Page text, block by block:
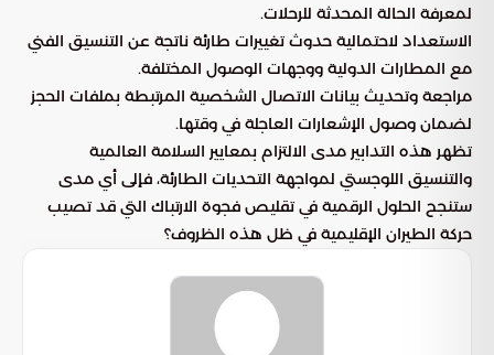
لمعرفة الحالة المحدثة للرحلات.
الاستعداد لاحتمالية حدوث تغييرات طارئة ناتجة عن التنسيق الفني
مع المطارات الدولية ووجهات الوصول المختلفة.
مراجعة وتحديث بيانات الاتصال الشخصية المرتبطة بملفات الحجز
لضمان وصول الإشعارات العاجلة في وقتها.
تظهر هذه التدابير مدى الالتزام بمعايير السلامة العالمية
والتنسيق اللوجستي لمواجهة التحديات الطارئة، فإلى أي مدى
ستنجح الحلول الرقمية في تقليص فجوة الارتباك التي قد تصيب
حركة الطيران الإقليمية في ظل هذه الظروف؟